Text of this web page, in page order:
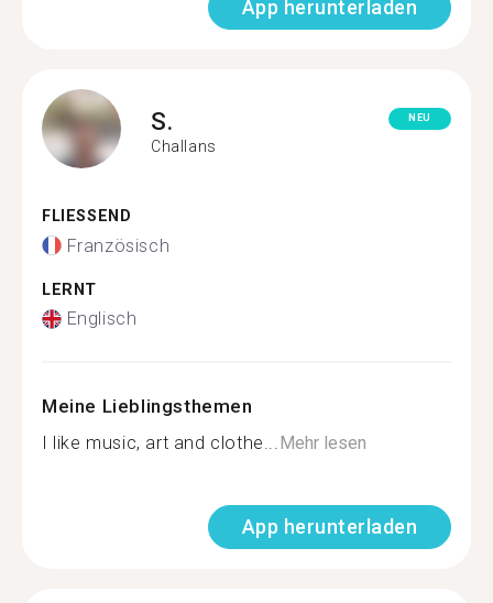
App herunterladen
S.
Challans
NEU
FLIESSEND
Französisch
LERNT
Englisch
Meine Lieblingsthemen
I like music, art and clothe...Mehr lesen
App herunterladen